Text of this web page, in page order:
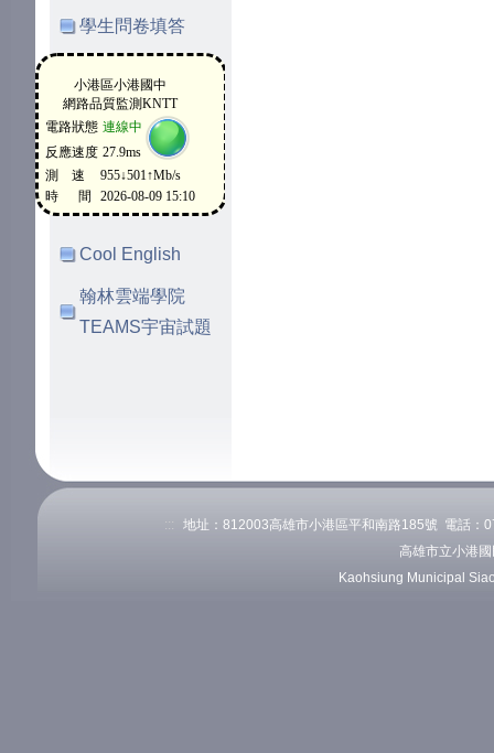
學生問卷填答
Cool English
翰林雲端學院
TEAMS宇宙試題
:::
地址：812003高雄市小港區平和南路185號 電話
高雄市立小港
Kaohsiung Municipal